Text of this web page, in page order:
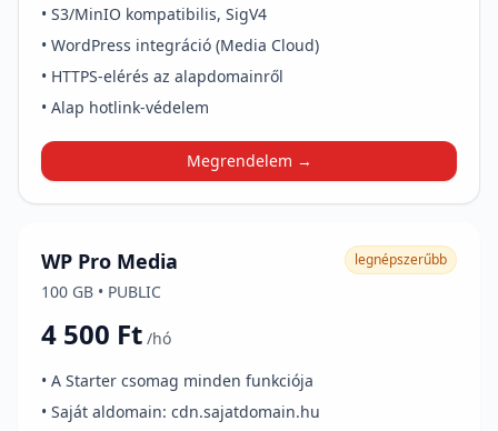
• S3/MinIO kompatibilis, SigV4
• WordPress integráció (Media Cloud)
• HTTPS-elérés az alapdomainről
• Alap hotlink-védelem
Megrendelem →
WP Pro Media
100 GB • PUBLIC
legnépszerűbb
4 500 Ft /hó
• A Starter csomag minden funkciója
• Saját aldomain: cdn.sajatdomain.hu